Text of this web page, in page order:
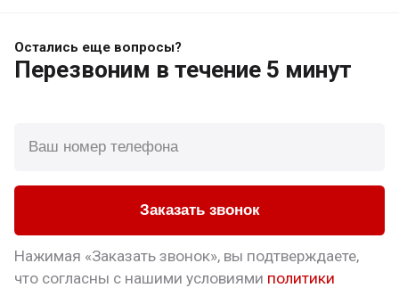
Остались еще вопросы?
Перезвоним в течение 5 минут
Заказать звонок
Нажимая «Заказать звонок», вы подтверждаете,
что согласны с нашими условиями политики